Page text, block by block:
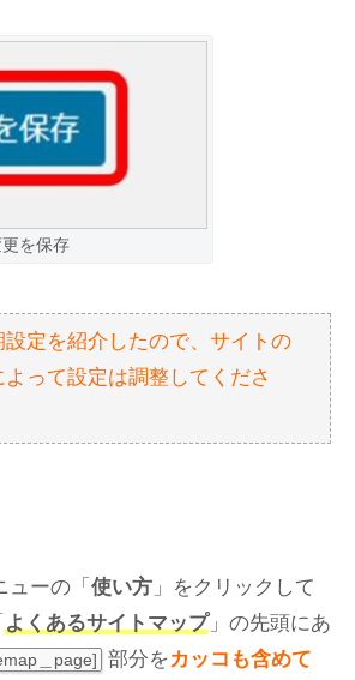
を保存
定を紹介したので、サイトの
って設定は調整してくださ
ーの「 使い方 」をクリックして
よくあるサイトマップ」の先頭にあ
＿page] 部分をカッコも含めて